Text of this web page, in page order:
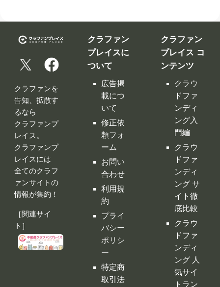
クラファンを
告知、拡散す
るなら
クラファンプ
クラファンプ
レイスには
全てのクラフ
ァンサイトの
情報が集約！
［関連サイ
ト］
載につ
いて
修正依
頼フォ
ーム
お問い
合わせ
利用規
約
プライ
バシー
ポリシ
ー
特定商
取引法
に基づ
運営会
社
ドファ
ンディ
ング入
クラウ
ドファ
ンディ
ング サ
底比較
クラウ
ドファ
ンディ
ング 人
トラン
キング
クラウ
ドファ
ンディ